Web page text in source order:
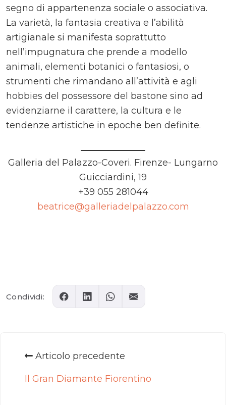
segno di appartenenza sociale o associativa.
La varietà, la fantasia creativa e l’abilità
artigianale si manifesta soprattutto
nell’impugnatura che prende a modello
animali, elementi botanici o fantasiosi, o
strumenti che rimandano all’attività e agli
hobbies del possessore del bastone sino ad
evidenziarne il carattere, la cultura e le
tendenze artistiche in epoche ben definite.
Galleria del Palazzo-Coveri. Firenze- Lungarno
Guicciardini, 19
+39 055 281044
beatrice@galleriadelpalazzo.com
Condividi:
Articolo precedente
Il Gran Diamante Fiorentino